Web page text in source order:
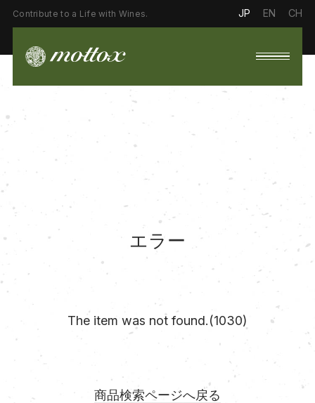
Contribute to a Life with Wines. JP EN CH
エラー
The item was not found.(1030)
商品検索ページへ戻る